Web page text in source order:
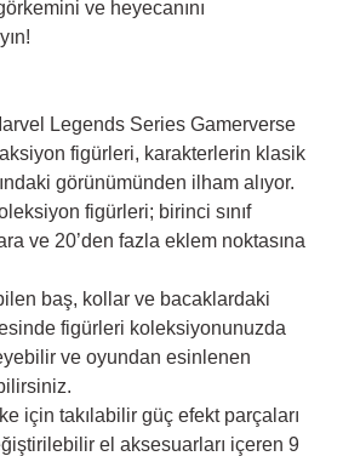
ve heyecanını
Legends Series Gamerverse
figürleri, karakterlerin klasik
görünümünden ilham alıyor.
figürleri; birinci sınıf
ve 20’den fazla eklem noktasına
baş, kollar ve bacaklardaki
figürleri koleksiyonunuzda
ve oyundan esinlenen
için takılabilir güç efekt parçaları
el aksesuarları içeren 9